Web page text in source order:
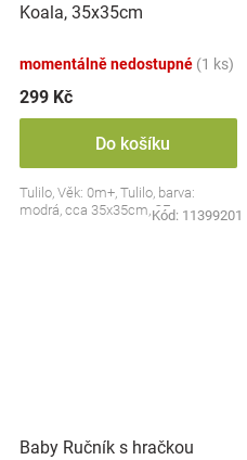
Koala, 35x35cm
momentálně nedostupné (1 ks)
299 Kč
Do košíku
Tulilo, Věk: 0m+, Tulilo, barva:
modrá, cca 35x35cm, CE
Kód: 11399201
Baby Ručník s hračkou